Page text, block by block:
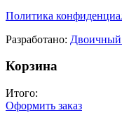
Политика
Разработано:
Корзина
Итого:
Оформить заказ